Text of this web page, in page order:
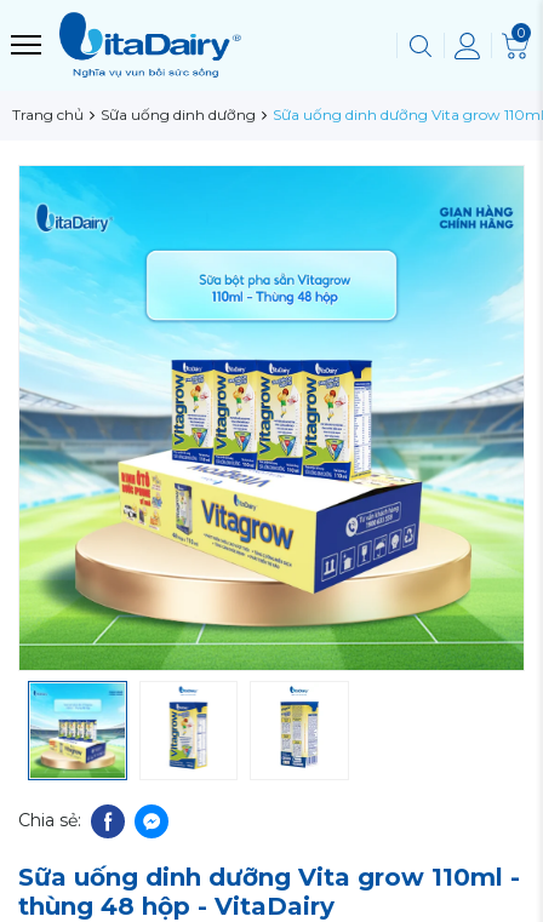
0
Trang chủ Sữa uống dinh dưỡng Sữa uống dinh dưỡng Vita grow
Chia sẻ:
Sữa uống dinh dưỡng Vita grow 110ml -
thùng 48 hộp - VitaDairy